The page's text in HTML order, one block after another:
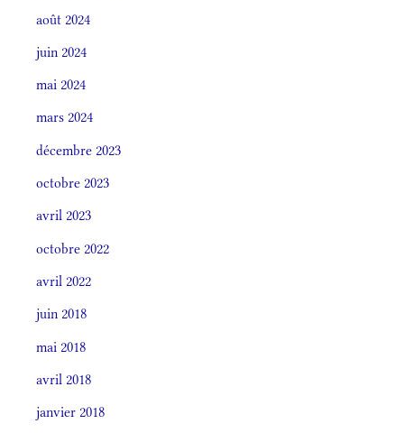
août 2024
juin 2024
mai 2024
mars 2024
décembre 2023
octobre 2023
avril 2023
octobre 2022
avril 2022
juin 2018
mai 2018
avril 2018
janvier 2018